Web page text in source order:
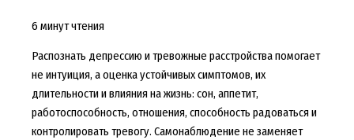
6 минут чтения
Распознать депрессию и тревожные расстройства помогает
не интуиция, а оценка устойчивых симптомов, их
длительности и влияния на жизнь: сон, аппетит,
работоспособность, отношения, способность радоваться и
контролировать тревогу. Самонаблюдение не заменяет